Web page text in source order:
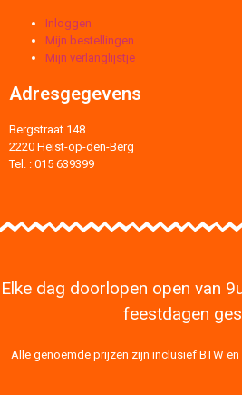
Inloggen
Mijn bestellingen
Mijn verlanglijstje
Adresgegevens
Bergstraat 148
2220 Heist-op-den-Berg
Tel. : 015 639399
Elke dag doorlopen open van
feestdagen
Alle genoemde prijzen zijn inclusief BTW